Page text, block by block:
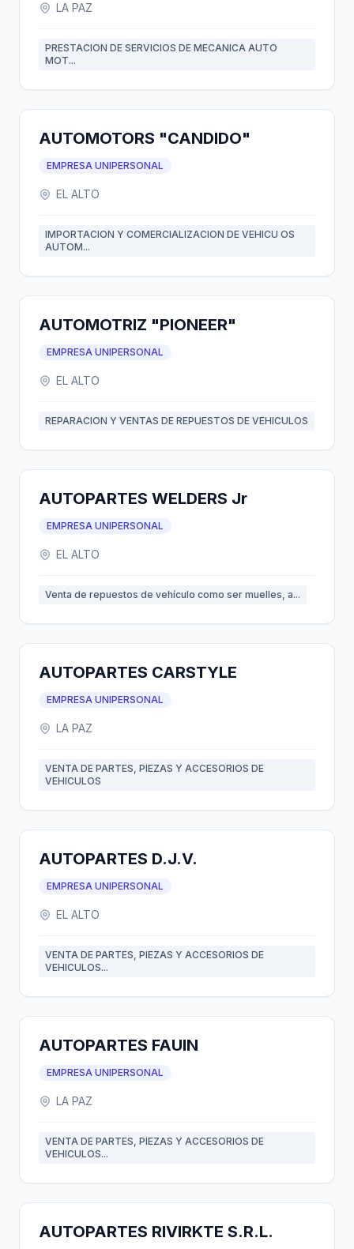
LA PAZ
PRESTACION DE SERVICIOS DE MECANICA AUTO
MOT...
AUTOMOTORS "CANDIDO"
EMPRESA UNIPERSONAL
EL ALTO
IMPORTACION Y COMERCIALIZACION DE VEHICU OS
AUTOM...
AUTOMOTRIZ "PIONEER"
EMPRESA UNIPERSONAL
EL ALTO
REPARACION Y VENTAS DE REPUESTOS DE VEHICULOS
AUTOPARTES WELDERS Jr
EMPRESA UNIPERSONAL
EL ALTO
Venta de repuestos de vehículo como ser muelles, a...
AUTOPARTES CARSTYLE
EMPRESA UNIPERSONAL
LA PAZ
VENTA DE PARTES, PIEZAS Y ACCESORIOS DE
VEHICULOS
AUTOPARTES D.J.V.
EMPRESA UNIPERSONAL
EL ALTO
VENTA DE PARTES, PIEZAS Y ACCESORIOS DE
VEHICULOS...
AUTOPARTES FAUIN
EMPRESA UNIPERSONAL
LA PAZ
VENTA DE PARTES, PIEZAS Y ACCESORIOS DE
VEHICULOS...
AUTOPARTES RIVIRKTE S.R.L.